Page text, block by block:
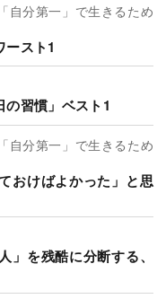
自分第一」で生きるため
ースト1
習慣」ベスト1
自分第一」で生きるため
おけばよかった」と思
」を残酷に分断する、